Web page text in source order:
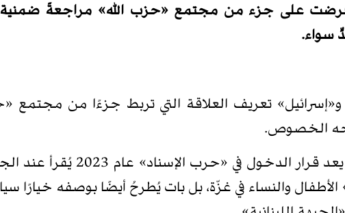
فرضت على جزء من مجتمع «حزب الله» مراجعةً ضمنية
سواء.
تعريف العلاقة التي تربط جزءًا من مجتمع
الخصوص.
فمع تطوّر الحرب ومسارها، لم
والنساء في غزّة، بل بات يُطرحُ أيضًا بوصفه خيارًا